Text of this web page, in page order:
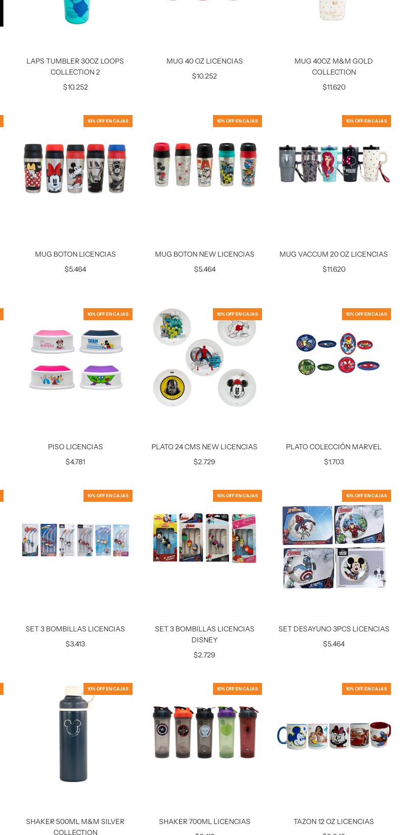
LAPS TUMBLER 30OZ LOOPS
COLLECTION 2
$10.252
MUG 40 OZ LICENCIAS
$10.252
MUG 40OZ M&M GOLD
COLLECTION
$11.620
10% OFF EN CAJAS
MUG BOTON LICENCIAS
$5.464
10% OFF EN CAJAS
MUG BOTON NEW LICENCIAS
$5.464
10% OFF EN CAJAS
MUG VACCUM 20 OZ LICENCIAS
$11.620
10% OFF EN CAJAS
PISO LICENCIAS
$4.781
10% OFF EN CAJAS
PLATO 24 CMS NEW LICENCIAS
$2.729
10% OFF EN CAJAS
PLATO COLECCIÓN MARVEL
$1.703
10% OFF EN CAJAS
SET 3 BOMBILLAS LICENCIAS
$3.413
10% OFF EN CAJAS
SET 3 BOMBILLAS LICENCIAS
DISNEY
$2.729
10% OFF EN CAJAS
SET DESAYUNO 3PCS LICENCIAS
$5.464
10% OFF EN CAJAS
SHAKER 500ML M&M SILVER
COLLECTION
10% OFF EN CAJAS
SHAKER 700ML LICENCIAS
10% OFF EN CAJAS
TAZON 12 OZ LICENCIAS